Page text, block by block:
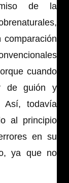
de la
cuando
de guión y
Así, todavía
al principio
en su
ya que no